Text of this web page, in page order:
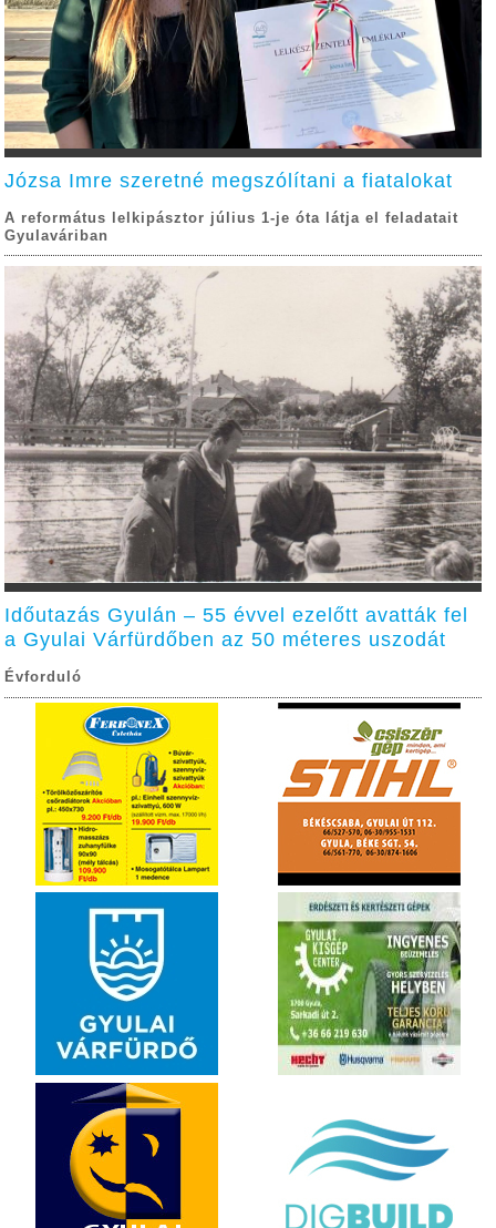
Józsa Imre szeretné megszólítani a fiatalokat
A református lelkipásztor július 1-je óta látja el feladatait
Gyulaváriban
Időutazás Gyulán – 55 évvel ezelőtt avatták fel
a Gyulai Várfürdőben az 50 méteres uszodát
Évforduló